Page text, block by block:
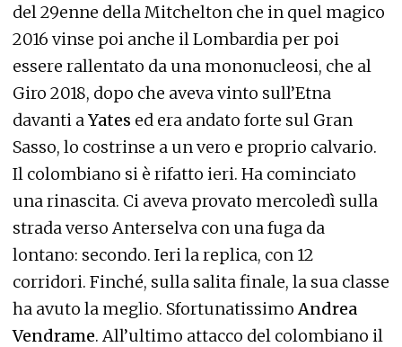
del 29enne della Mitchelton che in quel magico
2016 vinse poi anche il Lombardia per poi
essere rallentato da una mononucleosi, che al
Giro 2018, dopo che aveva vinto sull’Etna
davanti aYates ed era andato forte sul Gran
Sasso, lo costrinse a un vero e proprio calvario.
Il colombiano si è rifatto ieri. Ha cominciato
una rinascita. Ci aveva provato mercoledì sulla
strada verso Anterselva con una fuga da
lontano: secondo. Ieri la replica, con 12
corridori. Finché, sulla salita finale, la sua classe
ha avuto la meglio. SfortunatissimoAndrea
Vendrame. All’ultimo attacco del colombiano il